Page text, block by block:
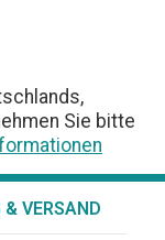
Sie bitte
VERSAND